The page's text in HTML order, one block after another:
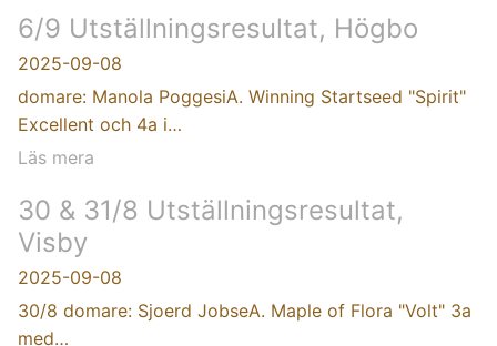
6/9 Utställningsresultat, Högbo
2025-09-08
domare: Manola PoggesiA. Winning Startseed "Spirit"
Excellent och 4a i…
Läs mera
30 & 31/8 Utställningsresultat,
Visby
2025-09-08
30/8 domare: Sjoerd JobseA. Maple of Flora "Volt" 3a
med…